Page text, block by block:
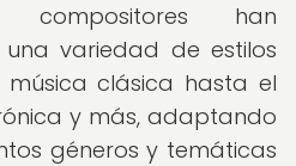
compositores han
variedad de estilos
música clásica hasta el
y más, adaptando
géneros y temáticas